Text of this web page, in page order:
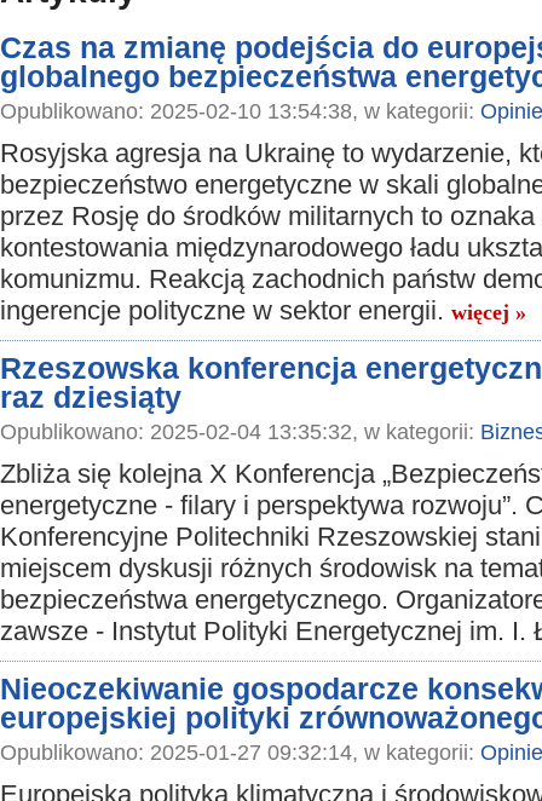
Czas na zmianę podejścia do
globalnego bezpieczeństwa
Opublikowano: 2025-02-10 13:54:38, w kategorii: Opinie
Rosyjska agresja na Ukrainę to wydarzenie,
bezpieczeństwo energetyczne w skali
przez Rosję do środków militarnych to oznaka
kontestowania międzynarodowego ładu
komunizmu. Reakcją zachodnich państw
ingerencje polityczne w sektor energii. więcej »
Rzeszowska konferencja
raz dziesiąty
Opublikowano: 2025-02-04 13:35:32, w kategorii:
Zbliża się kolejna X Konferencja
energetyczne - filary i perspektywa rozwoju”.
Konferencyjne Politechniki Rzeszowskiej
miejscem dyskusji różnych środowisk na
bezpieczeństwa energetycznego.
zawsze - Instytut Polityki Energetycznej im. I.
Nieoczekiwanie gospodarcze
europejskiej polityki
Opublikowano: 2025-01-27 09:32:14, w kategorii: Opinie
Europejska polityka klimatyczna i